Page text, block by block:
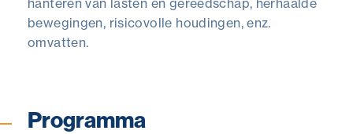
hanteren van lasten en gereedschap, herhaalde
bewegingen, risicovolle houdingen, enz.
omvatten.
Programma